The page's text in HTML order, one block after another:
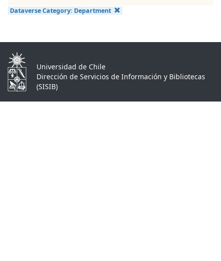
Dataverse Category: Department
Universidad de Chile
Dirección de Servicios de Información y Bibliotecas
(SISIB)